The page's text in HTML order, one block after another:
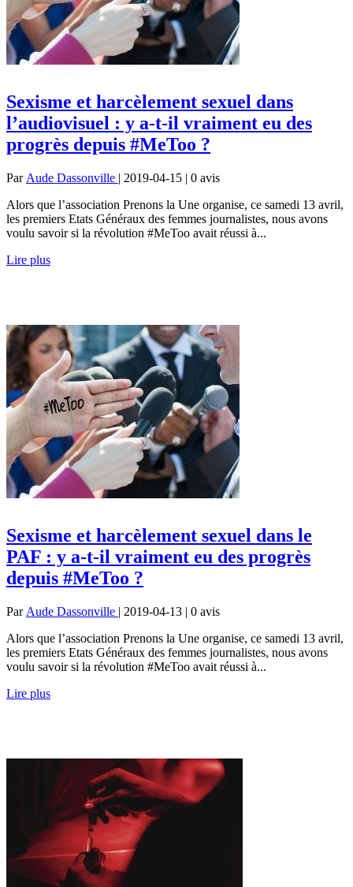
Sexisme et harcèlement sexuel dans
l’audiovisuel : y a-t-il vraiment eu des
progrès depuis #MeToo ?
Par Aude Dassonville | 2019-04-15 | 0 avis
Alors que l’association Prenons la Une organise, ce samedi 13 avril,
les premiers Etats Généraux des femmes journalistes, nous avons
voulu savoir si la révolution #MeToo avait réussi à...
Lire plus
Sexisme et harcèlement sexuel dans le
PAF : y a-t-il vraiment eu des progrès
depuis #MeToo ?
Par Aude Dassonville | 2019-04-13 | 0 avis
Alors que l’association Prenons la Une organise, ce samedi 13 avril,
les premiers Etats Généraux des femmes journalistes, nous avons
voulu savoir si la révolution #MeToo avait réussi à...
Lire plus